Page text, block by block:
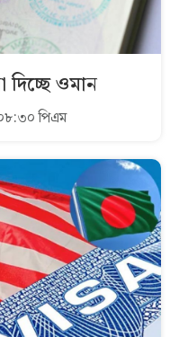
ওমান
পিএম